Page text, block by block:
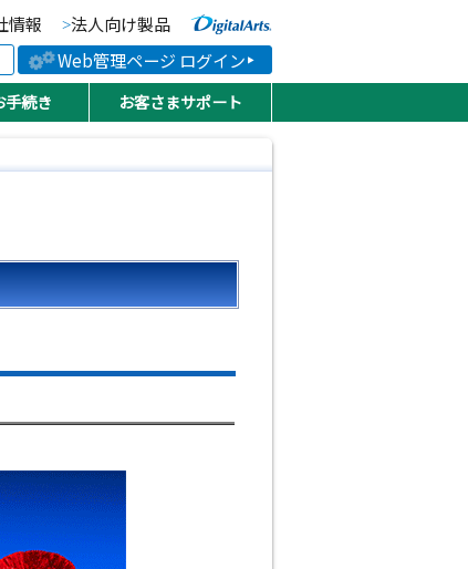
情報 法人向け製品
Web管理ページ ログイン
手続き お客さまサポート